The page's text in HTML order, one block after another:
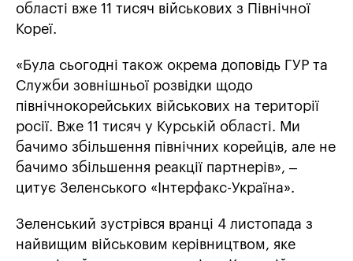
області вже 11 тисяч військових з Північної
Кореї.
«Була сьогодні також окрема доповідь ГУР та
Служби зовнішньої розвідки щодо
північнокорейських військових на території
росії. Вже 11 тисяч у Курській області. Ми
бачимо збільшення північних корейців, але не
бачимо збільшення реакції партнерів», –
цитує Зеленського «Інтерфакс-Україна».
Зеленський зустрівся вранці 4 листопада з
найвищим військовим керівництвом, яке